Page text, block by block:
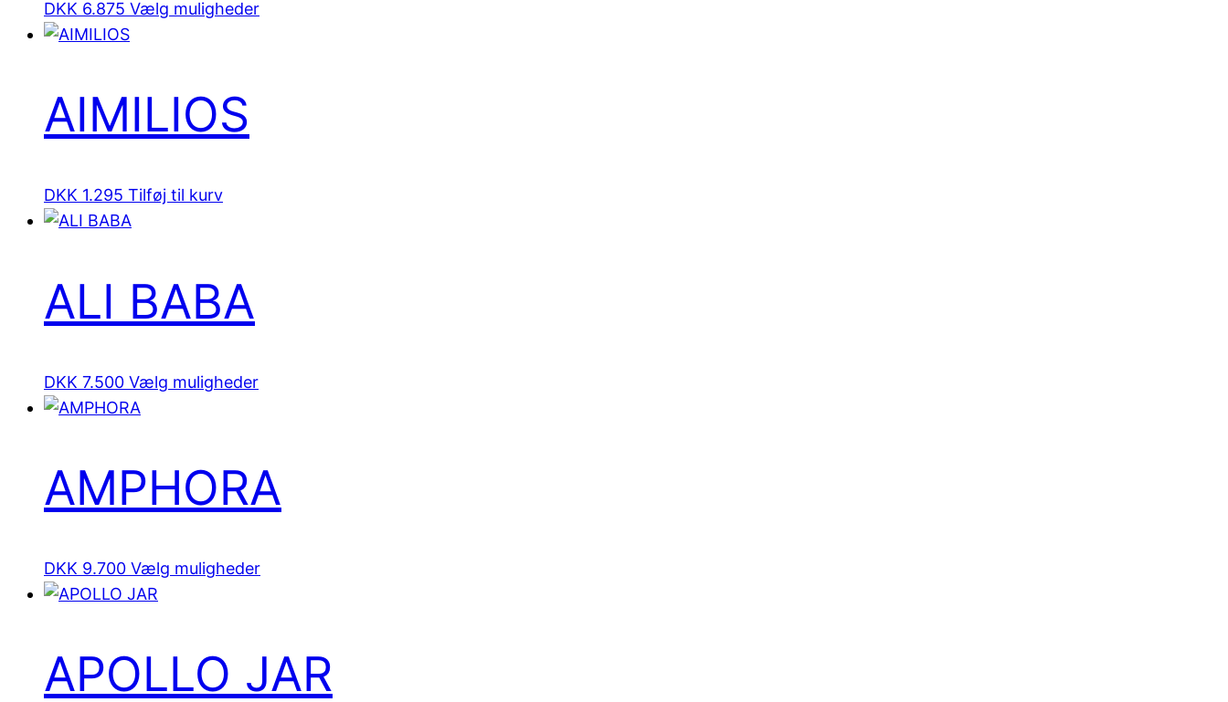
DKK 6.875 Vælg mulighederDette
AIMILIOS
DKK 1.295 Tilføj til kurv
ALI BABA
DKK 7.500 Vælg mulighederDette
varianter.
Mulighederne
AMPHORA
DKK 9.700 Vælg mulighederDette
varianter.
Mulighederne
APOLLO JAR